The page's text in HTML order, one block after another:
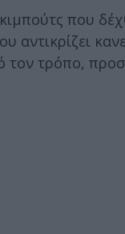
που
αντικρίζει
τρόπο,